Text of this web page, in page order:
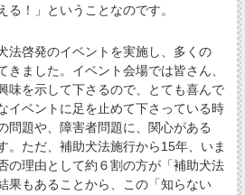
る！」ということなのです。
法啓発のイベントを実施し、多くの
きました。イベント会場では皆さん、
味を示して下さるので、とても喜んで
イベントに足を止めて下さっている時
問題や、障害者問題に、関心がある
。ただ、補助犬法施行から15年、いま
の理由として約６割の方が「補助犬法
果もあることから、この「知らない